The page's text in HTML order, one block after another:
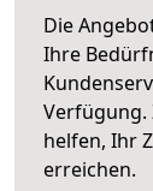
Die
Ihre
Verfügung.
helfen, Ihr
erreichen.